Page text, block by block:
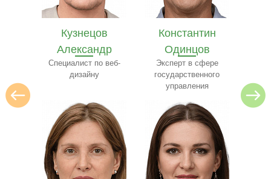
Константин
Одинцов
Эксперт в сфере
государственного
Илья Лебедев
Эксперт по
архитектуре